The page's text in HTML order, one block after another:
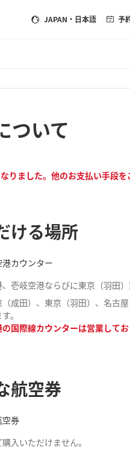
JAPAN ・日本語 予
ついて
ました。他のお支払い手段を
ける場所
カウンター
壱岐空港ならびに東京（羽田
成田）、東京（羽田）、名古
。
国際線カウンターは営業してお
航空券
空券
入いただけません。